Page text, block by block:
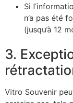
Si
n’a pas été
(jusqu’à 12
3.
Vitro Souvenir